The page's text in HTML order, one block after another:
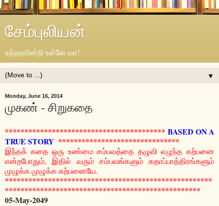
சேம்புலியன்
உத்தரவின்றி உள்ளே வா!
▼
Monday, June 16, 2014
முகண் - சிறுகதை
*****************************************BASED ON A
TRUE STORY *******************************
இந்தக் கதை ஒரு உண்மை சம்பவத்தை தழுவி எழுந்த கற்பனை
என்றபோதும், இதில் வரும் சம்பவங்களும் கதாப்பாத்திரங்களும்
முழுக்க முழுக்க கற்பனையே.
*****************************************************
**************************************************
05-May-2049